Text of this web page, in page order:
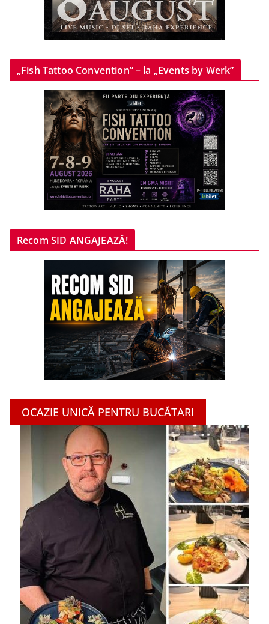
„Fish Tattoo Convention” – la „Events by Werk”
Recom SID ANGAJEAZĂ!
OCAZIE UNICĂ PENTRU BUCĂTARI